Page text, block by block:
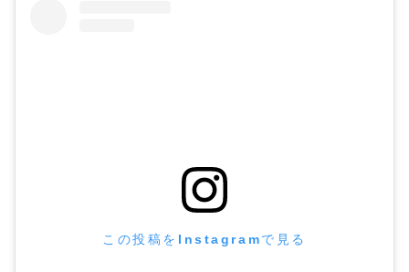
この投稿をInstagramで見る